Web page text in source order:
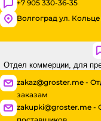
+7 905 330-36-35
Волгоград ул.
Отдел коммерции, для
zakaz@groster.me -
заказам
zakupki@groster.me -